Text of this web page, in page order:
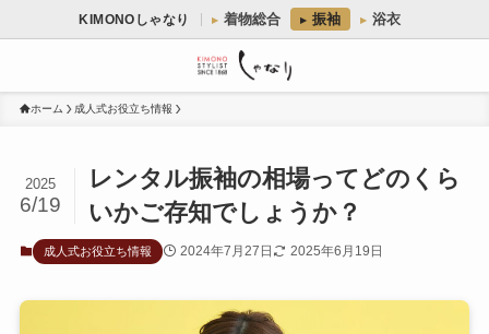
KIMONOしゃなり 着物総合 振袖 浴衣
ホーム 成人式お役立ち情報
レンタル振袖の相場ってどのくら
いかご存知でしょうか？
2025
6/19
成人式お役立ち情報 2024年7月27日 2025年6月19日